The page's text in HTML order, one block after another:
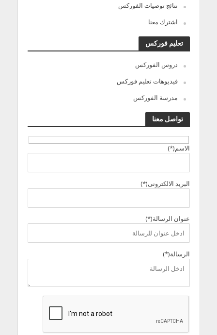
نتائج توصيات الفوركس
اشترك معنا
تعليم فوركس
دروس الفوركس
فيديوهات تعليم فوركس
مدرسة الفوركس
تواصل معنا
الاسم(*)
البريد الالكترونى(*)
عنوان الرسالة(*)
الرسالة(*)